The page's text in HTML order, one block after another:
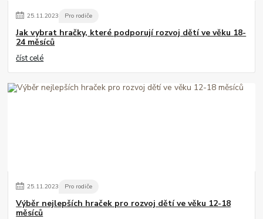
25.11.2023 Pro rodiče
Jak vybrat hračky, které podporují rozvoj dětí ve věku 18-
24 měsíců
číst celé
25.11.2023 Pro rodiče
Výběr nejlepších hraček pro rozvoj dětí ve věku 12-18
měsíců